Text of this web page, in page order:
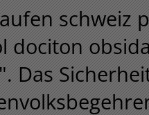
schweiz
dociton
Das